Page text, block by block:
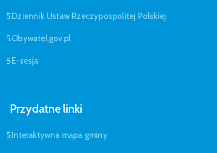
Dziennik Ustaw Rzeczypospolitej Polskiej
Obywatel.gov.pl
E-sesja
Przydatne linki
Interaktywna mapa gminy